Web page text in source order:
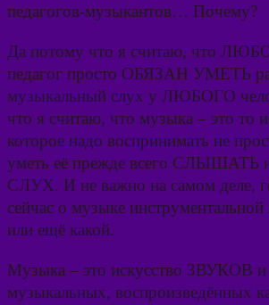
педагогов-музыкантов… Почему?
Да потому что я считаю, что
педагог просто ОБЯЗАН УМЕТЬ
музыкальный слух у ЛЮБОГО
что я считаю, что музыка – это то
которое надо воспринимать не
уметь её прежде всего СЛЫШАТЬ
СЛУХ. И не важно на самом деле,
сейчас о музыке инструментальной
или ещё какой.
Музыка – это искусство ЗВУКОВ и
музыкальных, воспроизведённых